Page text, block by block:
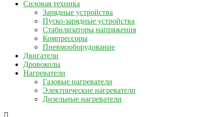
Силовая техника
Зарядные устройства
Пуско-зарядные устройства
Стабилизаторы напряжения
Компрессоры
Пневмооборудование
Двигатели
Дровоколы
Нагреватели
Газовые нагреватели
Электрические нагреватели
Дизельные нагреватели